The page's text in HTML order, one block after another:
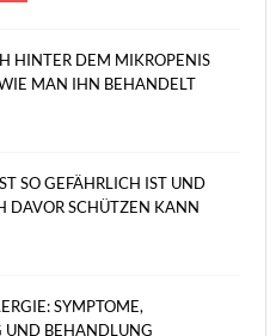
HINTER DEM MIKROPENIS
MAN IHN BEHANDELT
SO GEFÄHRLICH IST UND
DAVOR SCHÜTZEN KANN
SYMPTOME,
UND BEHANDLUNG